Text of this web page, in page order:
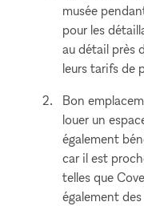
musée
pour les
au détail près
leurs tarifs de
Bon
louer un
également
car il est
telles que
également